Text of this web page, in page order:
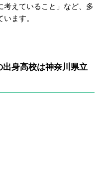
考えていること」など、多
ます。
身高校は神奈川県立